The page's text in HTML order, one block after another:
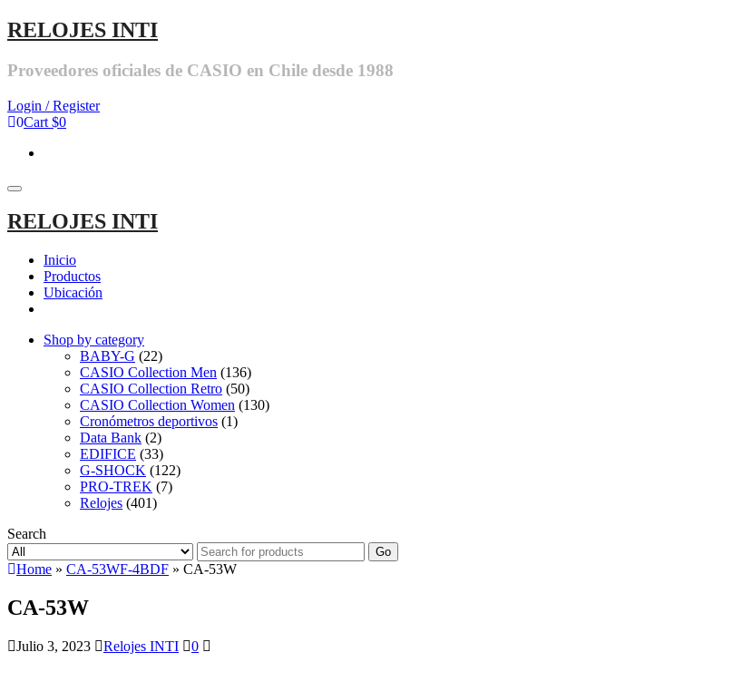
RELOJES INTI
Proveedores oficiales de CASIO en Chile desde 1988
Login / Register
0Cart $0
Toggle navigation
RELOJES INTI
Inicio
Productos
Ubicación
Shop by category
BABY-G (22)
CASIO Collection Men (136)
CASIO Collection Retro (50)
CASIO Collection Women (130)
Cronómetros deportivos (1)
Data Bank (2)
EDIFICE (33)
G-SHOCK (122)
PRO-TREK (7)
Relojes (401)
Search
Go
Home » CA-53WF-4BDF » CA-53W
CA-53W
Julio 3, 2023 Relojes INTI 0